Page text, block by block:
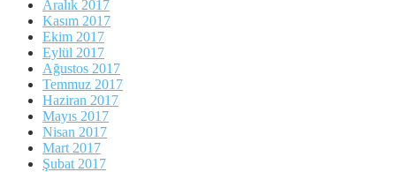
Aralık 2017
Kasım 2017
Ekim 2017
Eylül 2017
Ağustos 2017
Temmuz 2017
Haziran 2017
Mayıs 2017
Nisan 2017
Mart 2017
Şubat 2017